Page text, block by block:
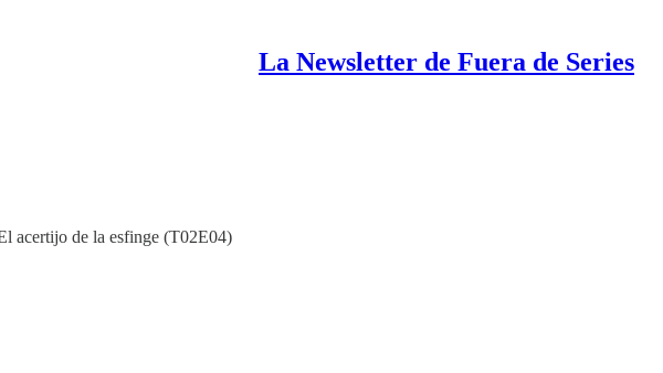
La Newsletter de Fuera de Series
acertijo de la esfinge (T02E04)